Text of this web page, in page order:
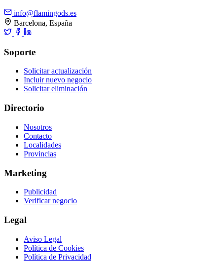
info@flamingods.es
Barcelona, España
Soporte
Solicitar actualización
Incluir nuevo negocio
Solicitar eliminación
Directorio
Nosotros
Contacto
Localidades
Provincias
Marketing
Publicidad
Verificar negocio
Legal
Aviso Legal
Política de Cookies
Política de Privacidad